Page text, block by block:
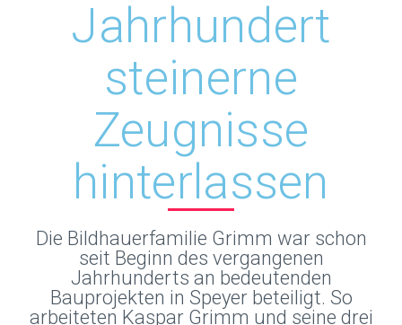
Jahrhundert
steinerne
Zeugnisse
hinterlassen
Die Bildhauerfamilie Grimm war schon
seit Beginn des vergangenen
Jahrhunderts an bedeutenden
Bauprojekten in Speyer beteiligt. So
arbeiteten Kaspar Grimm und seine drei